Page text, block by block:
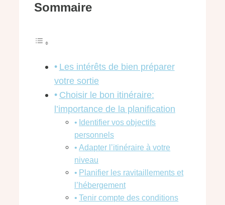
Sommaire
Les intérêts de bien préparer
votre sortie
Choisir le bon itinéraire:
l’importance de la planification
Identifier vos objectifs
personnels
Adapter l’itinéraire à votre
niveau
Planifier les ravitaillements et
l’hébergement
Tenir compte des conditions